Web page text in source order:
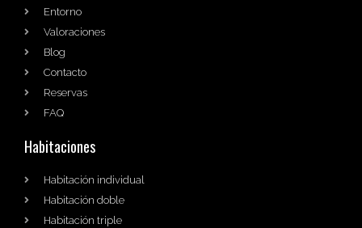
Entorno
Valoraciones
Blog
Contacto
Reservas
FAQ
Habitaciones
Habitación individual
Habitación doble
Habitación triple